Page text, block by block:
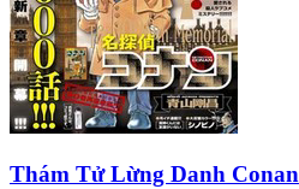
Thám Tử Lừng Danh Conan